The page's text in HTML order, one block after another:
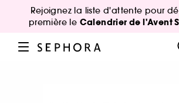
Rejoignez la liste d'attente pour
première le Calendrier de l'Avent